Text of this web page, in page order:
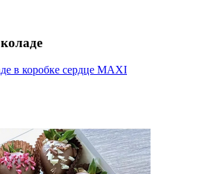
в коробке сердце MAXI